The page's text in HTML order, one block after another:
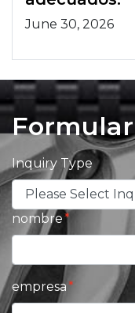
June 30, 2026
Inquiry Type
nombre
empresa